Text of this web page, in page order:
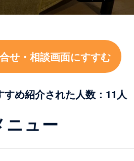
せ・相談画面にすすむ
すめ紹介された人数：11人
ニュー